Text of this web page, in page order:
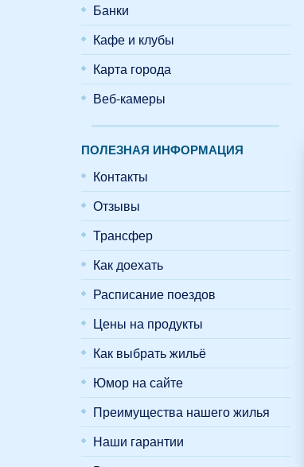
Банки
Кафе и клубы
Карта города
Веб-камеры
ПОЛЕЗНАЯ ИНФОРМАЦИЯ
Контакты
Отзывы
Трансфер
Как доехать
Расписание поездов
Цены на продукты
Как выбрать жильё
Юмор на сайте
Преимущества нашего жилья
Наши гарантии